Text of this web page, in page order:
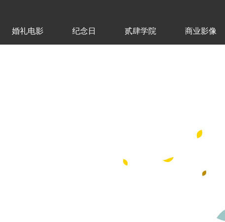
婚礼电影 纪念日 贰肆学院 商业影像